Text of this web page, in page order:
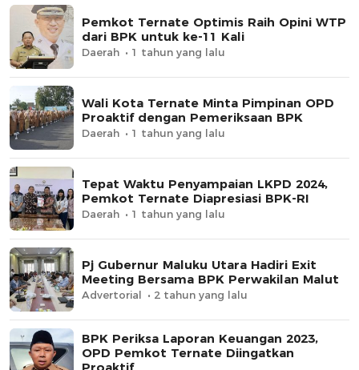
Pemkot Ternate Optimis Raih Opini WTP
dari BPK untuk ke-11 Kali
Daerah 1 tahun yang lalu
Wali Kota Ternate Minta Pimpinan OPD
Proaktif dengan Pemeriksaan BPK
Daerah 1 tahun yang lalu
Tepat Waktu Penyampaian LKPD 2024,
Pemkot Ternate Diapresiasi BPK-RI
Daerah 1 tahun yang lalu
Pj Gubernur Maluku Utara Hadiri Exit
Meeting Bersama BPK Perwakilan Malut
Advertorial 2 tahun yang lalu
BPK Periksa Laporan Keuangan 2023,
OPD Pemkot Ternate Diingatkan